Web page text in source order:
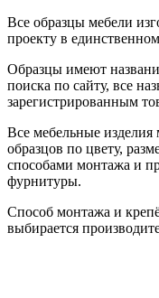
Все образцы мебели
проекту в
Образцы имеют
поиска по сайту, все
зарегистрированным
Все мебельные изделия
образцов по цвету,
способами монтажа и
фурнитуры.
Способ монтажа и
выбирается